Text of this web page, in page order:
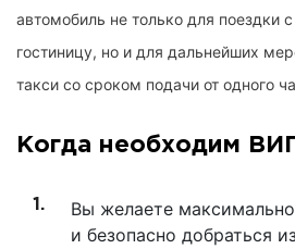
автомобиль не только для поездки
гостиницу, но и для дальнейших
такси со сроком подачи от одного
Когда необходим
Вы желаете
и безопасно добраться